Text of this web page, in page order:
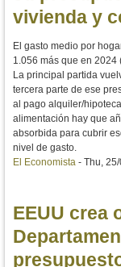
vivienda y
El gasto medio por
1.056 más que en
La principal partida
tercera parte de ese
al pago alquiler/
alimentación hay que
absorbida para cubrir
nivel de gasto.
El Economista - Thu,
EEUU crea